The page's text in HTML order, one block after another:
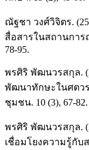
ณัฐชา วงศ์วิจิตร.
สื่อสารในสถานการ
78-95.
พรศิริ พัฒนวรสกุล.
พัฒนาทักษะในศตว
ชุมชน. 10 (3), 67-82.
พรศิริ พัฒนวรสกุล.
เชื่อมโยงความรู้กับ